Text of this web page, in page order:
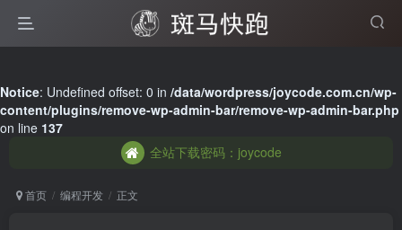
Notice: Undefined offset: 0 in /data/wordpress/joycode.com.cn/wp-
content/plugins/remove-wp-admin-bar/remove-wp-admin-bar.php
on line 137
全站下载密码：joycode
全站下载密码：joycode
全站下载密码：joycode
首页 编程开发 正文